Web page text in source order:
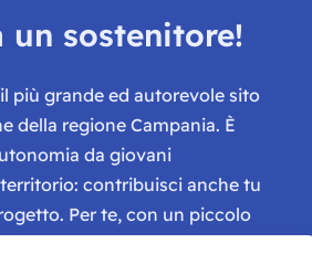
un sostenitore!
più grande ed autorevole sito
della regione Campania. È
da giovani
contribuisci anche tu
Per te, con un piccolo